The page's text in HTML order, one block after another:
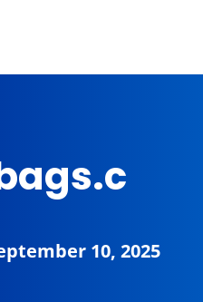
10, 2025